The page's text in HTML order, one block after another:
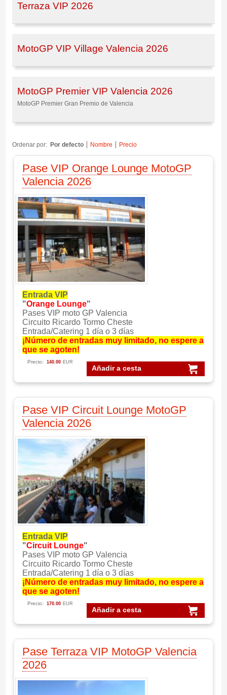
Terraza VIP 2026
MotoGP VIP Village Valencia 2026
MotoGP Premier VIP Valencia 2026
MotoGP Premier Gran Premio de Valencia
Ordenar por: Por defecto Nombre Precio
Pase VIP Orange Lounge MotoGP
Valencia 2026
Entrada VIP
"Orange Lounge"
Pases VIP moto GP Valencia
Circuito Ricardo Tormo Cheste
Entrada/Catering 1 día o 3 días
¡Número de entradas muy limitado, no espere a
que se agoten!
Añadir a cesta
Precio: 140.00 EUR
Pase VIP Circuit Lounge MotoGP
Valencia 2026
Entrada VIP
"Circuit Lounge"
Pases VIP moto GP Valencia
Circuito Ricardo Tormo Cheste
Entrada/Catering 1 día o 3 días
¡Número de entradas muy limitado, no espere a
que se agoten!
Añadir a cesta
Precio: 170.00 EUR
Pase Terraza VIP MotoGP Valencia
2026